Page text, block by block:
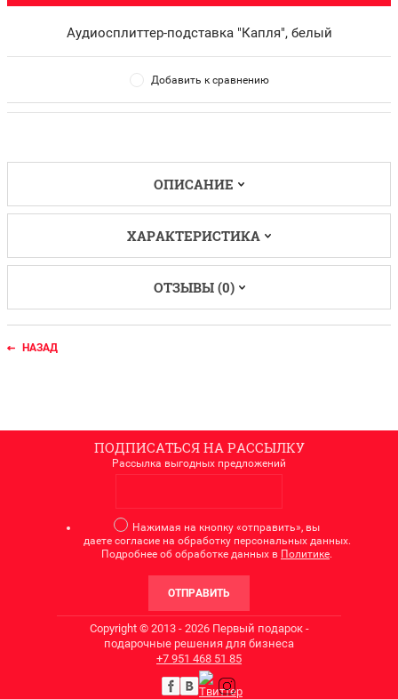
Аудиосплиттер-подставка "Капля", белый
Добавить к сравнению
ОПИСАНИЕ
ХАРАКТЕРИСТИКА
ОТЗЫВЫ (0)
НАЗАД
ПОДПИСАТЬСЯ НА РАССЫЛКУ
Рассылка выгодных предложений
Нажимая на кнопку «отправить», вы
даете согласие на обработку персональных данных.
Подробнее об обработке данных в Политике.
ОТПРАВИТЬ
Copyright © 2013 - 2026 Первый подарок -
подарочные решения для бизнеса
+7 951 468 51 85